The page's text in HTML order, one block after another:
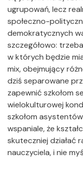
ugrupowań, lecz
społeczno-
demokratycznych
szczegółowo:
w których będzie
mix, obejmujący
dziś separowane
zapewnić szkołom
wielokulturowej
szkołom
wspaniale, że
skuteczniej działać
nauczyciela, i nie